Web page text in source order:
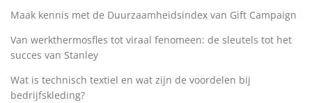
Maak kennis met de Duurzaamheidsindex van Gift Campaign
Van werkthermosfles tot viraal fenomeen: de sleutels tot het
succes van Stanley
Wat is technisch textiel en wat zijn de voordelen bij
bedrijfskleding?